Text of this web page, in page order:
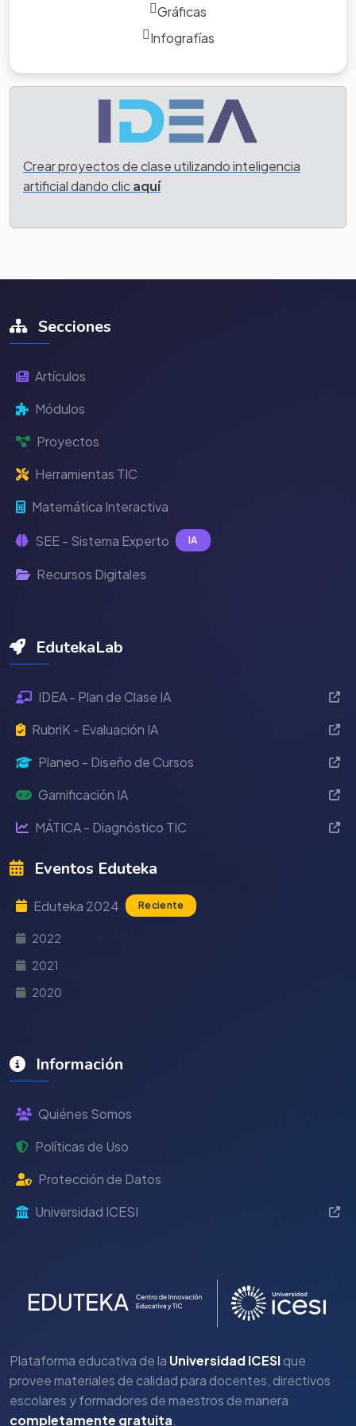
Gráficas
Infografías
Crear proyectos de clase utilizando inteligencia
artificial dando clicaquí
Secciones
Artículos
Módulos
Proyectos
Herramientas TIC
Matemática Interactiva
SEE - Sistema Experto IA
Recursos Digitales
EdutekaLab
IDEA - Plan de Clase IA
RubriK - Evaluación IA
Planeo - Diseño de Cursos
Gamificación IA
MÁTICA - Diagnóstico TIC
Eventos Eduteka
Eduteka 2024 Reciente
2022
2021
2020
Información
Quiénes Somos
Políticas de Uso
Protección de Datos
Universidad ICESI
Plataforma educativa de la Universidad ICESIque
provee materiales de calidad para docentes, directivos
escolares y formadores de maestros de manera
completamente gratuita.